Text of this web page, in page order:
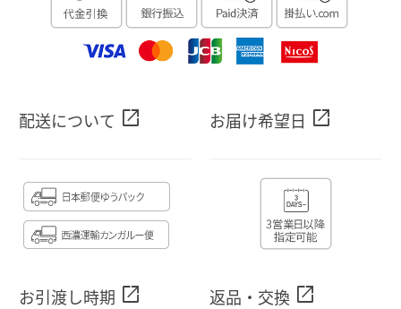
配送について open_in_new お届け希望日 open_in_new
お引渡し時期 open_in_new 返品・交換 open_in_new